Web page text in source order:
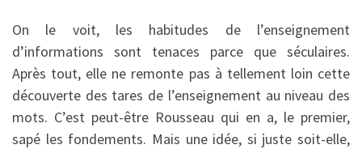
On le voit, les habitudes de l’enseignement
d’informations sont tenaces parce que séculaires.
Après tout, elle ne remonte pas à tellement loin cette
découverte des tares de l’enseignement au niveau des
mots. C’est peut-être Rousseau qui en a, le premier,
sapé les fondements. Mais une idée, si juste soit-elle,